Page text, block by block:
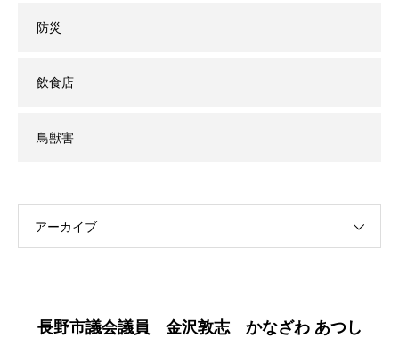
防災
飲食店
鳥獣害
アーカイブ
長野市議会議員 金沢敦志 かなざわ あつし